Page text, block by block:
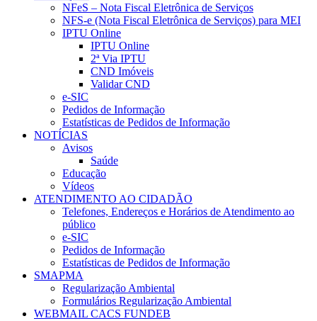
NFeS – Nota Fiscal Eletrônica de Serviços
NFS-e (Nota Fiscal Eletrônica de Serviços) para MEI
IPTU Online
IPTU Online
2ª Via IPTU
CND Imóveis
Validar CND
e-SIC
Pedidos de Informação
Estatísticas de Pedidos de Informação
NOTÍCIAS
Avisos
Saúde
Educação
Vídeos
ATENDIMENTO AO CIDADÃO
Telefones, Endereços e Horários de Atendimento ao
público
e-SIC
Pedidos de Informação
Estatísticas de Pedidos de Informação
SMAPMA
Regularização Ambiental
Formulários Regularização Ambiental
WEBMAIL CACS FUNDEB